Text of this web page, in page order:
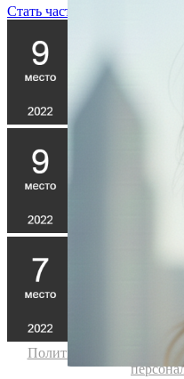
Стать частью команды!
Политика